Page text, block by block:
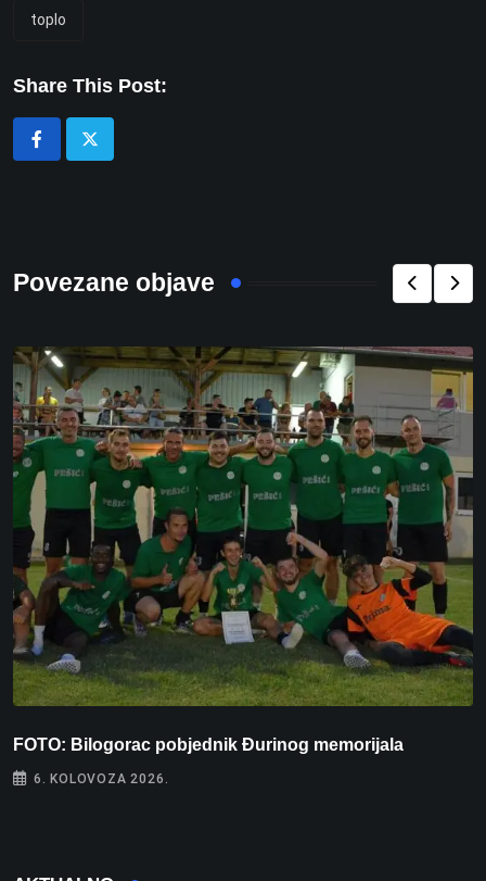
toplo
Share This Post:
Povezane objave
FOTO: Bilogorac pobjednik Đurinog memorijala
6. KOLOVOZA 2026.